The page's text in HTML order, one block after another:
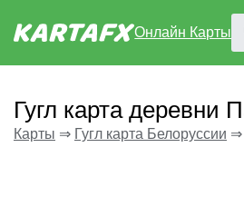
Онлайн Карты
Гугл карта
Карты ⇒ Гугл карта Белоруссии ⇒